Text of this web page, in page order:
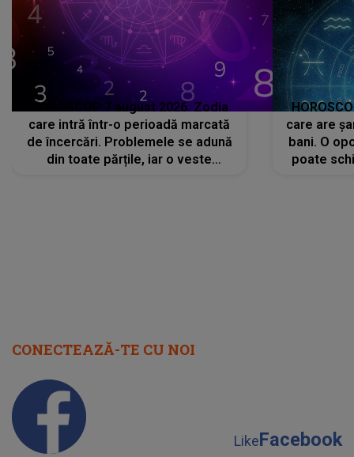
HOROSCOP 7 august 2026. Zodia
care intră într-o perioadă marcată
de încercări. Problemele se adună
din toate părțile, iar o veste
care are
bani. O
poate
CONECTEAZĂ-TE CU NOI
LikeFacebook